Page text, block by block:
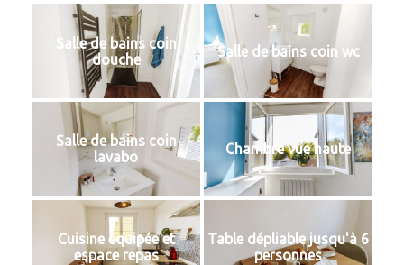
Salle de bains coin
douche
Salle de bains coin wc
Salle de bains coin
lavabo
Chambre vue haute
Cuisine équipée et
espace repas
Table dépliable jusqu'à 6
personnes